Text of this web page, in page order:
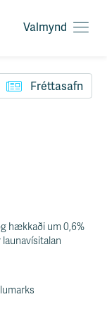
O
v
Valmynd
Fréttasafn
hækkaði um 0,6%